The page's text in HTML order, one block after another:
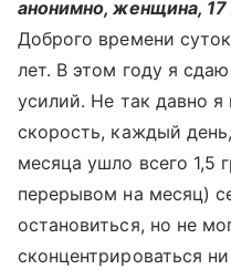
анонимно, женщина, 17
Доброго времени
лет. В этом году я
усилий. Не так давно я
скорость, каждый
месяца ушло всего 1,5
перерывом на месяц)
остановиться, но не
сконцентрироваться